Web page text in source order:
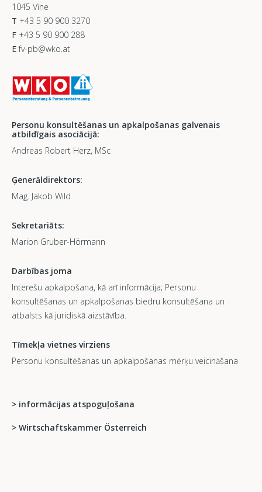
1045 Vīne
T +43 5 90 900 3270
F +43 5 90 900 288
Efv-pb@wko.at
Personu konsultēšanas un apkalpošanas galvenais
atbildīgais asociācijā:
Andreas Robert Herz, MSc
Ģenerāldirektors:
Mag. Jakob Wild
Sekretariāts:
Marion Gruber-Hörmann
Darbības joma
Interešu apkalpošana, kā arī informācija; Personu
konsultēšanas un apkalpošanas biedru konsultēšana un
atbalsts kā juridiskā aizstāvība.
Tīmekļa vietnes virziens
Personu konsultēšanas un apkalpošanas mērķu veicināšana
> informācijas atspoguļošana
> Wirtschaftskammer Österreich